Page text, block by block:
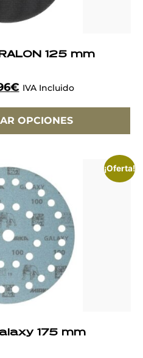
125 mm
€ IVA Incluido
OPCIONES
¡Oferta!
175 mm